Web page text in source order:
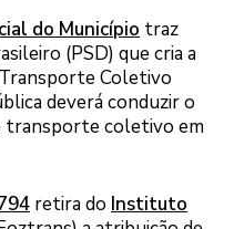
do Município traz
(PSD) que cria a
Coletivo
deverá conduzir o
transporte coletivo em
retira do Instituto